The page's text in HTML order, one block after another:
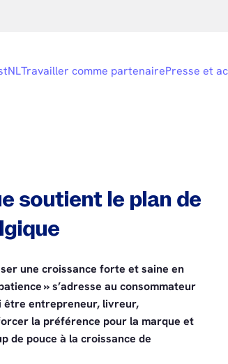
Presse et
Travailler comme partenaire
soutient le plan de
une croissance forte et saine en
» s’adresse au consommateur
être entrepreneur, livreur,
la préférence pour la marque et
de pouce à la croissance de